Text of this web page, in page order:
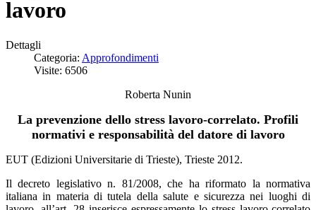
lavoro
Dettagli
Categoria: Approfondimenti
Visite: 6506
Roberta Nunin
La prevenzione dello stress lavoro-correlato. Profili
normativi e responsabilità del datore di lavoro
EUT (Edizioni Universitarie di Trieste), Trieste 2012.
Il decreto legislativo n. 81/2008, che ha riformato la normativa
italiana in materia di tutela della salute e sicurezza nei luoghi di